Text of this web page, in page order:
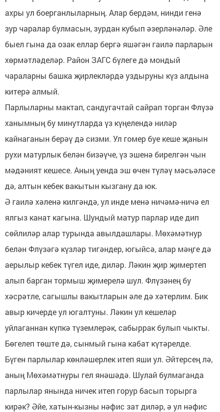
ахры ул боерганлыларның. Алар бердәм, нинди генә
зур чаралар булмасын, зурдан кубып әзерләнәләр. Әле
быел гына да озак еллар бергә яшәгән гаилә парларын
хөрмәтләделәр. Район ЗАГС бүлеге дә мондый
чараларны башка җирлекләрдә уздыруны күз алдына
китерә алмый.
Парлыларны мактап, сандугачтай сайрап торган Флүзә
ханымның бу минутларда үз күңелендә ниләр
кайнаганын берәү дә сизми. Ул гомер буе кеше җанын
рухи матурлык белән бизәүче, үз эшенә бирелгән чын
мәдәният кешесе. Аның уенда эш өчен түләү мәсьәләсе
дә, алтын кебек вакытын кызгану да юк.
Ә гаилә хәленә килгәндә, ул инде менә ничәмә-ничә ел
ялгыз канат кагына. Шундый матур парлар иде дип
сөйлиләр алар турында авылдашлары. Мөхәмәтнур
белән Флүзәгә күзләр тигәндер, югыйсә, алар мәңге дә
аерылыр кебек түгел иде, диләр. Ләкин җир җимертеп
алып барган тормыш җимерелә шул. Флүзәнең бу
хәсрәтле, сагышлы вакытларын әле дә хәтерлим. Бик
авыр кичерде ул югалтуны. Ләкин ул кешеләр
уйлаганнан күпкә түземлерәк, сабыррак булып чыкты.
Бөгелеп төште дә, сынмый гына кабат күтәрелде.
Бүген парлылар көнләшерлек итеп яши ул. Әйтерсең лә,
аның Мөхәмәтнуры гел янәшәдә. Шулай булмаганда
парлылар янында ничек итеп горур басып торырга
кирәк? Әйе, хатын-кызны нәфис зат диләр, ә ул нәфис